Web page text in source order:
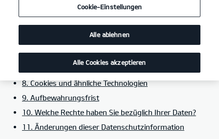
6. Einsatz von Social-Media-Plug-ins im Rahmen von
7. Einbindung von Diensten und Inhalten weiterer
8. Cookies und ähnliche Technologien
9. Aufbewahrungsfrist
10. Welche Rechte haben Sie bezüglich Ihrer Daten?
11. Änderungen dieser Datenschutzinformation
Cookie-Einstellungen
Alle ablehnen
Alle Cookies akzeptieren